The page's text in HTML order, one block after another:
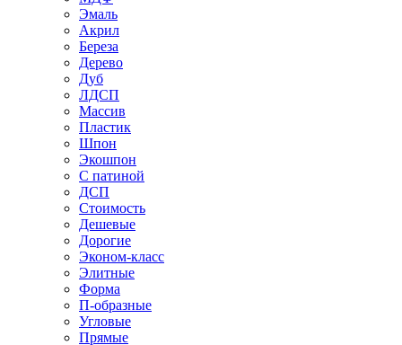
Эмаль
Акрил
Береза
Дерево
Дуб
ЛДСП
Массив
Пластик
Шпон
Экошпон
С патиной
ДСП
Стоимость
Дешевые
Дорогие
Эконом-класс
Элитные
Форма
П-образные
Угловые
Прямые